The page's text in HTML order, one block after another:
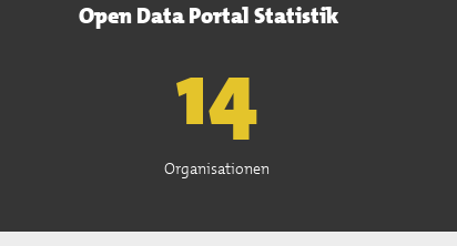
Open Data Portal Statistik
15
Organisationen